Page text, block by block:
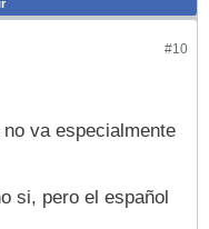
#10
va especialmente
si, pero el español